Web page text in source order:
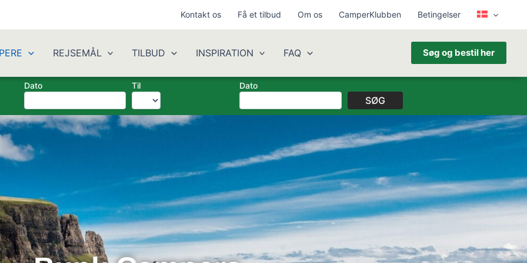
Kontakt os Få et tilbud Om os CamperKlubben Betingelser
REJSEMÅL TILBUD INSPIRATION FAQ Søg og bestil her
Dato Til Dato
SØG